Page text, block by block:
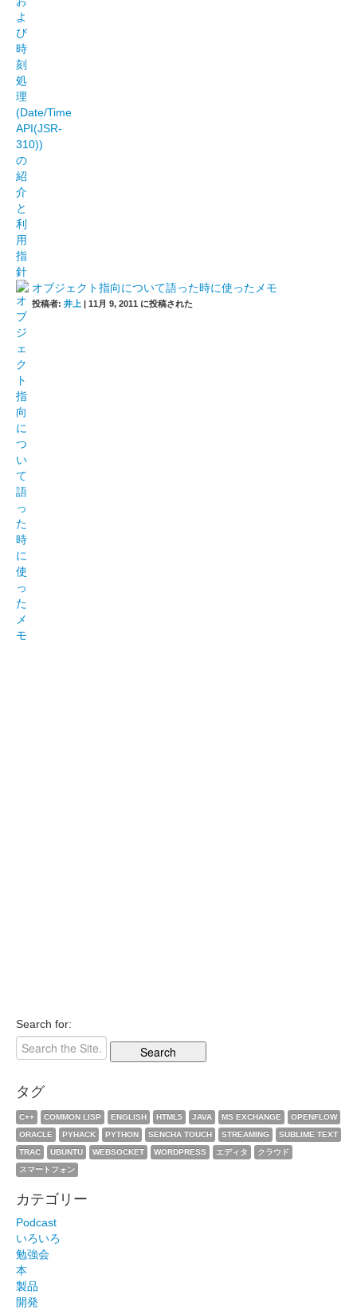
オブジェクト指向について語った時に使ったメモ
投稿者: 井上 | 11月 9, 2011 に投稿された
Search for:
タグ
C++ COMMON LISP ENGLISH HTML5 JAVA MS EXCHANGE
OPENFLOW
ORACLE
PYHACK PYTHON SENCHA TOUCH STREAMING
SUBLIME TEXT
TRAC
UBUNTU WEBSOCKET WORDPRESS エディタ
クラウド
スマートフォン
カテゴリー
Podcast
いろいろ
勉強会
本
製品
開発